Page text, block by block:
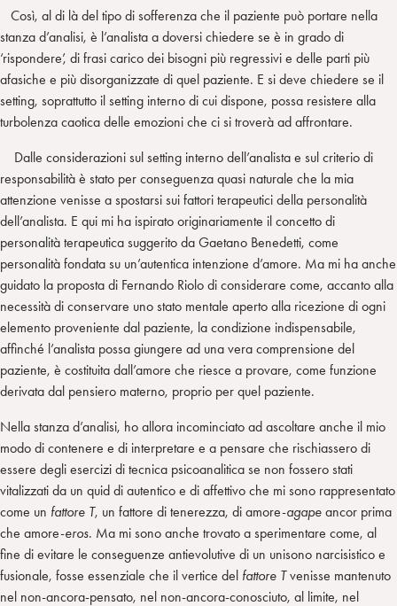
Così, al di là del tipo di sofferenza che il paziente può portare nella
stanza d’analisi, è l’analista a doversi chiedere se è in grado di
‘rispondere’, di frasi carico dei bisogni più regressivi e delle parti più
afasiche e più disorganizzate di quel paziente. E si deve chiedere se il
setting, soprattutto il setting interno di cui dispone, possa resistere alla
turbolenza caotica delle emozioni che ci si troverà ad affrontare.
Dalle considerazioni sul setting interno dell’analista e sul criterio di
responsabilità è stato per conseguenza quasi naturale che la mia
attenzione venisse a spostarsi sui fattori terapeutici della personalità
dell’analista. E qui mi ha ispirato originariamente il concetto di
personalità terapeutica suggerito da Gaetano Benedetti, come
personalità fondata su un’autentica intenzione d’amore. Ma mi ha anche
guidato la proposta di Fernando Riolo di considerare come, accanto alla
necessità di conservare uno stato mentale aperto alla ricezione di ogni
elemento proveniente dal paziente, la condizione indispensabile,
affinché l’analista possa giungere ad una vera comprensione del
paziente, è costituita dall’amore che riesce a provare, come funzione
derivata dal pensiero materno, proprio per quel paziente.
Nella stanza d’analisi, ho allora incominciato ad ascoltare anche il mio
modo di contenere e di interpretare e a pensare che rischiassero di
essere degli esercizi di tecnica psicoanalitica se non fossero stati
vitalizzati da un quid di autentico e di affettivo che mi sono rappresentato
come un fattore T, un fattore di tenerezza, di amore-agape ancor prima
che amore-eros. Ma mi sono anche trovato a sperimentare come, al
fine di evitare le conseguenze antievolutive di un unisono narcisistico e
fusionale, fosse essenziale che il vertice del fattore Tvenisse mantenuto
nel non-ancora-pensato, nel non-ancora-conosciuto, al limite, nel